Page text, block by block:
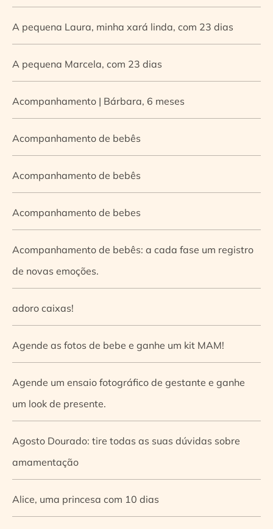
A pequena Laura, minha xará linda, com 23 dias
A pequena Marcela, com 23 dias
Acompanhamento | Bárbara, 6 meses
Acompanhamento de bebês
Acompanhamento de bebês
Acompanhamento de bebes
Acompanhamento de bebês: a cada fase um registro
de novas emoções.
adoro caixas!
Agende as fotos de bebe e ganhe um kit MAM!
Agende um ensaio fotográfico de gestante e ganhe
um look de presente.
Agosto Dourado: tire todas as suas dúvidas sobre
amamentação
Alice, uma princesa com 10 dias